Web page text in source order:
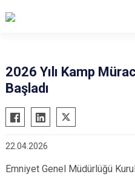
2026 Yılı Kamp
Başladı
22.04.2026
Emniyet Genel Müdürlüğü